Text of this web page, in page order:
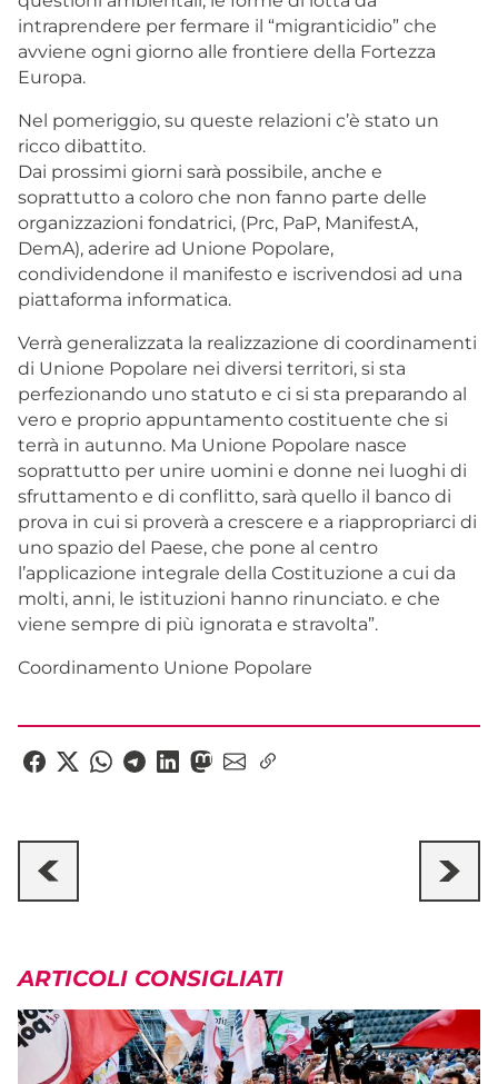
intraprendere per fermare il “migranticidio” che
avviene ogni giorno alle frontiere della Fortezza
Europa.
Nel pomeriggio, su queste relazioni c’è stato un
ricco dibattito.
Dai prossimi giorni sarà possibile, anche e
soprattutto a coloro che non fanno parte delle
organizzazioni fondatrici, (Prc, PaP, ManifestA,
DemA), aderire ad Unione Popolare,
condividendone il manifesto e iscrivendosi ad una
piattaforma informatica.
Verrà generalizzata la realizzazione di coordinamenti
di Unione Popolare nei diversi territori, si sta
perfezionando uno statuto e ci si sta preparando al
vero e proprio appuntamento costituente che si
terrà in autunno. Ma Unione Popolare nasce
soprattutto per unire uomini e donne nei luoghi di
sfruttamento e di conflitto, sarà quello il banco di
prova in cui si proverà a crescere e a riappropriarci di
uno spazio del Paese, che pone al centro
l’applicazione integrale della Costituzione a cui da
molti, anni, le istituzioni hanno rinunciato. e che
viene sempre di più ignorata e stravolta”.
Coordinamento Unione Popolare
ARTICOLI CONSIGLIATI